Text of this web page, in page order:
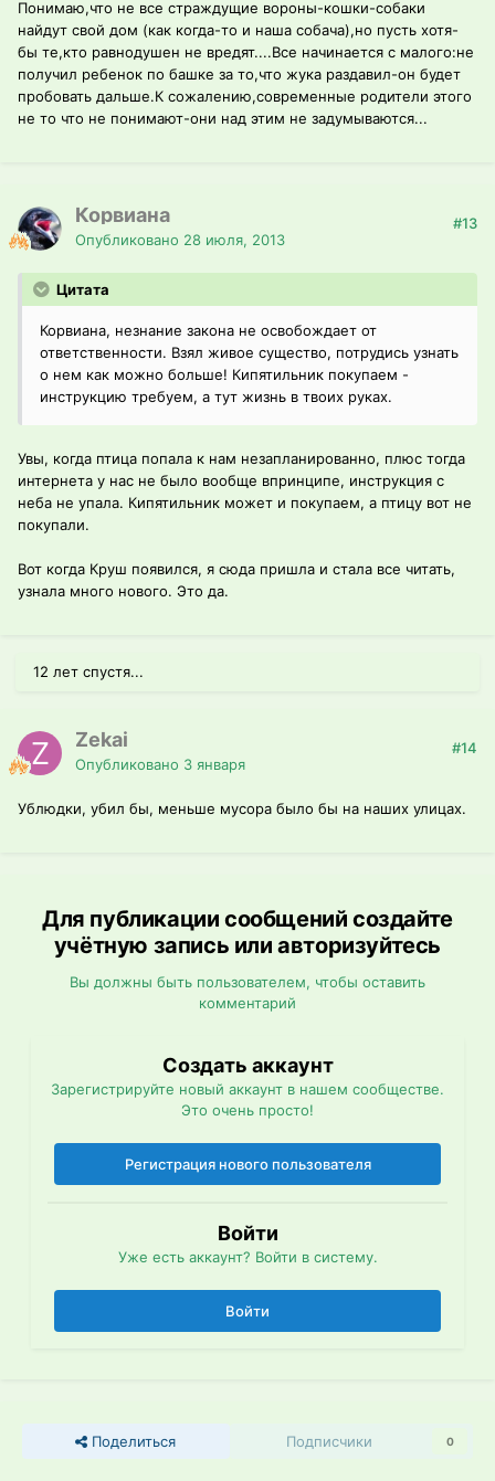
Понимаю,что не все страждущие вороны-кошки-собаки
найдут свой дом (как когда-то и наша собача),но пусть хотя-
бы те,кто равнодушен не вредят....Все начинается с малого:не
получил ребенок по башке за то,что жука раздавил-он будет
пробовать дальше.К сожалению,современные родители этого
не то что не понимают-они над этим не задумываются...
Корвиана
Опубликовано 28 июля, 2013
#13
Цитата
Корвиана, незнание закона не освобождает от
ответственности. Взял живое существо, потрудись узнать
о нем как можно больше! Кипятильник покупаем -
инструкцию требуем, а тут жизнь в твоих руках.
Увы, когда птица попала к нам незапланированно, плюс тогда
интернета у нас не было вообще впринципе, инструкция с
неба не упала. Кипятильник может и покупаем, а птицу вот не
покупали.
Вот когда Круш появился, я сюда пришла и стала все читать,
узнала много нового. Это да.
12 лет спустя...
Zekai
Опубликовано 3 января
#14
Ублюдки, убил бы, меньше мусора было бы на наших улицах.
Для публикации сообщений создайте
учётную запись или авторизуйтесь
Вы должны быть пользователем, чтобы оставить
комментарий
Создать аккаунт
Зарегистрируйте новый аккаунт в нашем сообществе.
Это очень просто!
Регистрация нового пользователя
Войти
Уже есть аккаунт? Войти в систему.
Войти
Поделиться Подписчики 0